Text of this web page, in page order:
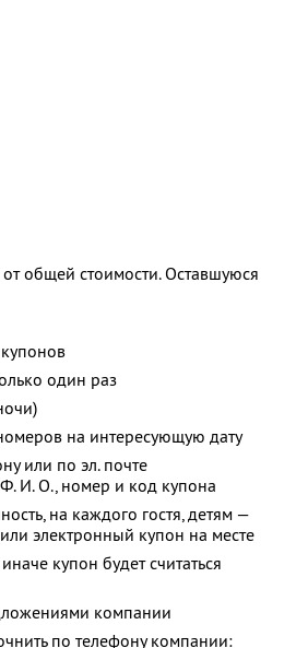
общей стоимости. Оставшуюся
один раз
на интересующую дату
или по эл. почте
Ф. И. О.,номер и код купона
на каждого гостя, детям —
электронный купон на месте
купон будет считаться
компании
по телефону компании: